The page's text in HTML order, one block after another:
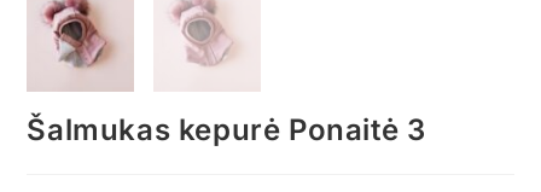
Šalmukas kepurė Ponaitė 3